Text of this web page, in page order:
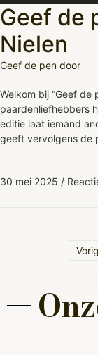
Geef de
Nielen
Geef de pen door
Welkom bij “Geef de
paardenliefhebbers
editie laat iemand
geeft vervolgens de
30 mei 2025 /